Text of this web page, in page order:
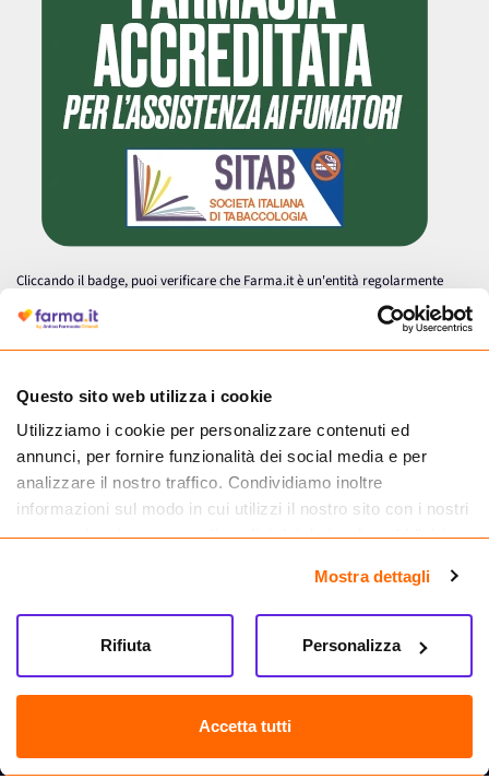
Questo sito web utilizza i cookie
Utilizziamo i cookie per personalizzare contenuti ed
annunci, per fornire funzionalità dei social media e per
analizzare il nostro traffico. Condividiamo inoltre
informazioni sul modo in cui utilizzi il nostro sito con i nostri
partner che si occupano di analisi dei dati web, pubblicità e
informazioni che hai fornito loro o che hanno raccolto dal
tuo utilizzo dei loro servizi.
Mostra dettagli
Accetta tutti
Personalizza
Rifiuta
Cliccando il badge, puoi verificare che Farma.it è un'entità regolarmente
autorizzata dal Ministero della Salute a effettuare la vendita online di
medicinali.
Farma.it S.a.s. P. IVA 07417261216 REA: NA-884088
CREDITS
Sede legale Via delle Repubbliche Marinare 128, 80147 Napoli